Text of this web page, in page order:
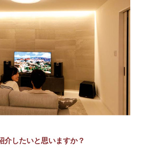
介したいと思いますか？